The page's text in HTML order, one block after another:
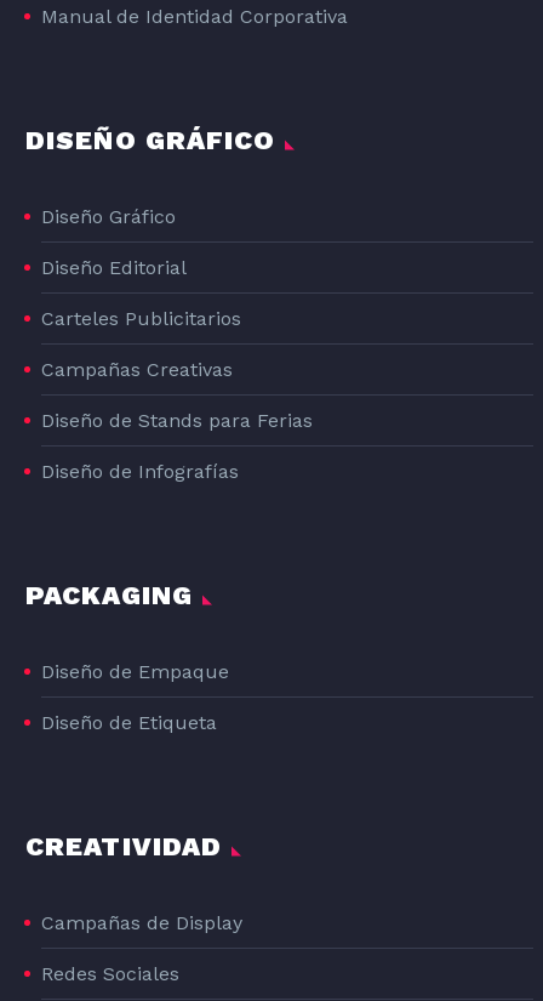
Manual de Identidad Corporativa
DISEÑO GRÁFICO
Diseño Gráfico
Diseño Editorial
Carteles Publicitarios
Campañas Creativas
Diseño de Stands para Ferias
Diseño de Infografías
PACKAGING
Diseño de Empaque
Diseño de Etiqueta
CREATIVIDAD
Campañas de Display
Redes Sociales